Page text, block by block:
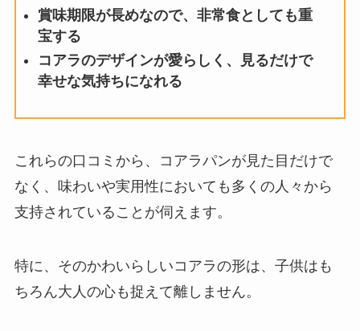
賞味期限が長めなので、非常食としても重
宝する
コアラのデザインが愛らしく、見るだけで
幸せな気持ちになれる
これらの口コミから、コアラパンが見た目だけで
なく、味わいや実用性においても多くの人々から
支持されていることが伺えます。
特に、そのかわいらしいコアラの形は、子供はも
ちろん大人の心も捉えて離しません。